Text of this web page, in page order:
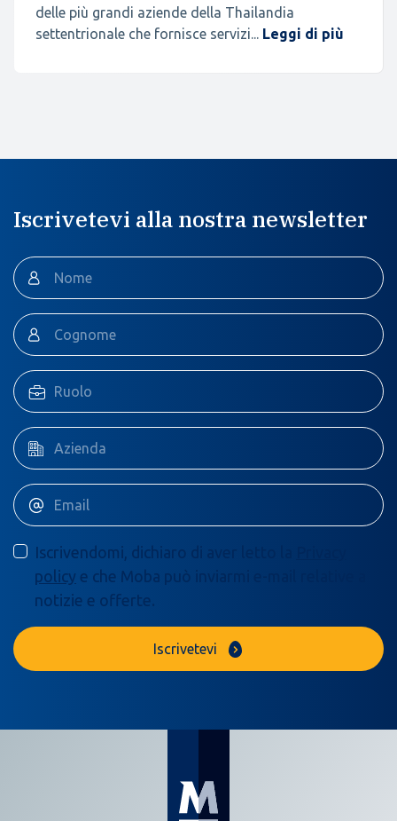
delle più grandi aziende della Thailandia
settentrionale che fornisce servizi... Leggi di più
Iscrivetevi alla nostra newsletter
Iscrivendomi, dichiaro di aver letto la
policy e che Moba può inviarmi e-mail relative a
notizie e offerte.
Iscrivetevi